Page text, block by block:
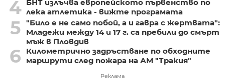
4 БНТ излъчва европейското първенство по
лека атлетика - вижте програмата
5 "Било е не само побой, а и гавра с жертвата":
Младежи между 14 и 17 г. са пребили до смърт
мъж в Пловдив
6
Километрично задръстване по обходните
маршрути след пожара на АМ "Тракия"
Реклама